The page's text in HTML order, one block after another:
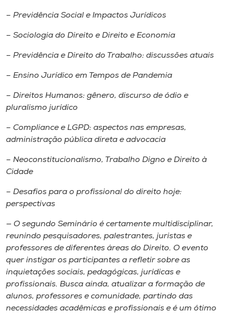
– Previdência Social e Impactos Jurídicos
– Sociologia do Direito e Direito e Economia
– Previdência e Direito do Trabalho: discussões atuais
– Ensino Jurídico em Tempos de Pandemia
– Direitos Humanos: gênero, discurso de ódio e
pluralismo jurídico
– Compliance e LGPD: aspectos nas empresas,
administração pública direta e advocacia
– Neoconstitucionalismo, Trabalho Digno e Direito à
Cidade
– Desafios para o profissional do direito hoje:
perspectivas
— O segundo Seminário é certamente multidisciplinar,
reunindo pesquisadores, palestrantes, juristas e
professores de diferentes áreas do Direito. O evento
quer instigar os participantes a refletir sobre as
inquietações sociais, pedagógicas, jurídicas e
profissionais. Busca ainda, atualizar a formação de
alunos, professores e comunidade, partindo das
necessidades acadêmicas e profissionais e é um ótimo